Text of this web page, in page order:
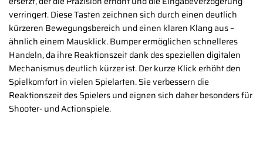
verringert. Diese Tasten zeichnen sich durch einen deutlich
kürzeren Bewegungsbereich und einen klaren Klang aus –
ähnlich einem Mausklick. Bumper ermöglichen schnelleres
Handeln, da ihre Reaktionszeit dank des speziellen digitalen
Mechanismus deutlich kürzer ist. Der kurze Klick erhöht den
Spielkomfort in vielen Spielarten. Sie verbessern die
Reaktionszeit des Spielers und eignen sich daher besonders für
Shooter- und Actionspiele.